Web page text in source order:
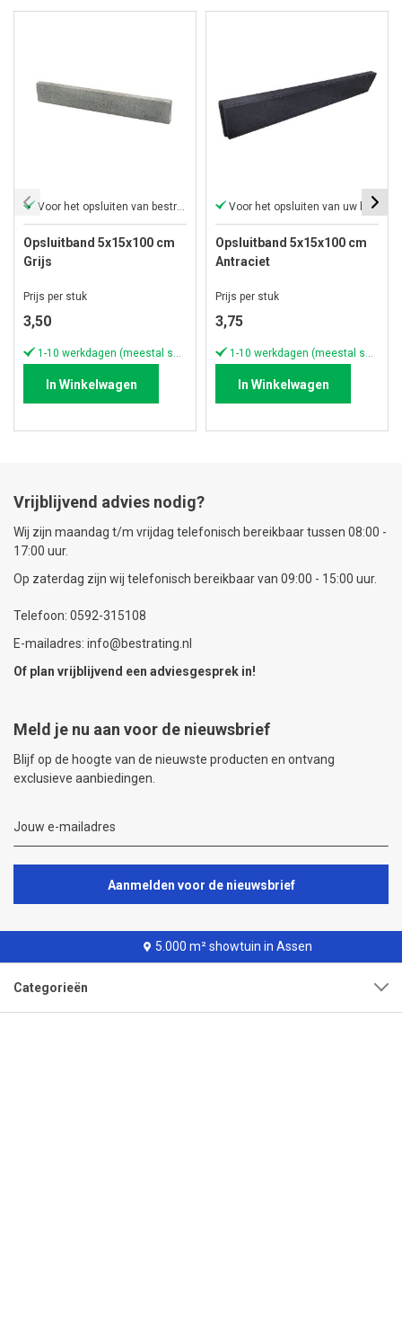
Voor het opsluiten van bestrating
Opsluitband 5x15x100 cm
Grijs
Prijs per stuk
3,50
In Winkelwagen
Voor het opsluiten van uw bestrating
Opsluitband 5x15x100 cm
Antraciet
Prijs per stuk
3,75
In Winkelwagen
Vrijblijvend advies nodig?
Wij zijn maandag t/m vrijdag telefonisch bereikbaar tussen 08:00 -
17:00 uur.
Op zaterdag zijn wij telefonisch bereikbaar van 09:00 - 15:00 uur.
Telefoon: 0592-315108
E-mailadres: info@bestrating.nl
Of plan vrijblijvend een adviesgesprek in!
Meld je nu aan voor de nieuwsbrief
Blijf op de hoogte van de nieuwste producten en ontvang
exclusieve aanbiedingen.
Aanmelden voor de nieuwsbrief
5.000 m² showtuin in Assen
Categorieën